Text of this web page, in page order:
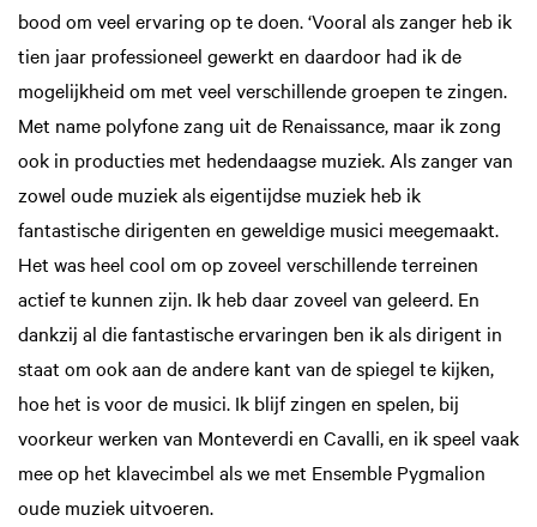
bood om veel ervaring op te doen. ‘Vooral als zanger heb ik
tien jaar professioneel gewerkt en daardoor had ik de
mogelijkheid om met veel verschillende groepen te zingen.
Met name polyfone zang uit de Renaissance, maar ik zong
ook in producties met hedendaagse muziek. Als zanger van
zowel oude muziek als eigentijdse muziek heb ik
fantastische dirigenten en geweldige musici meegemaakt.
Het was heel cool om op zoveel verschillende terreinen
actief te kunnen zijn. Ik heb daar zoveel van geleerd. En
dankzij al die fantastische ervaringen ben ik als dirigent in
staat om ook aan de andere kant van de spiegel te kijken,
hoe het is voor de musici. Ik blijf zingen en spelen, bij
voorkeur werken van Monteverdi en Cavalli, en ik speel vaak
mee op het klavecimbel als we met Ensemble Pygmalion
oude muziek uitvoeren.